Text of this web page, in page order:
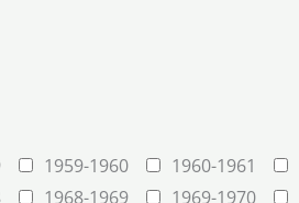
1959-1960 1960-1961
1968-1969 1969-1970